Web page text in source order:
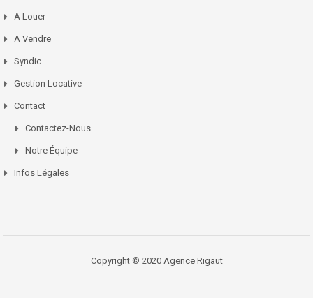
A Louer
A Vendre
Syndic
Gestion Locative
Contact
Contactez-Nous
Notre Équipe
Infos Légales
Copyright © 2020 Agence Rigaut